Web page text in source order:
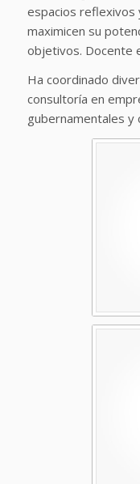
espacios reflexivos
maximicen su
objetivos. Docente
Ha coordinado
consultoría en
gubernamentales y